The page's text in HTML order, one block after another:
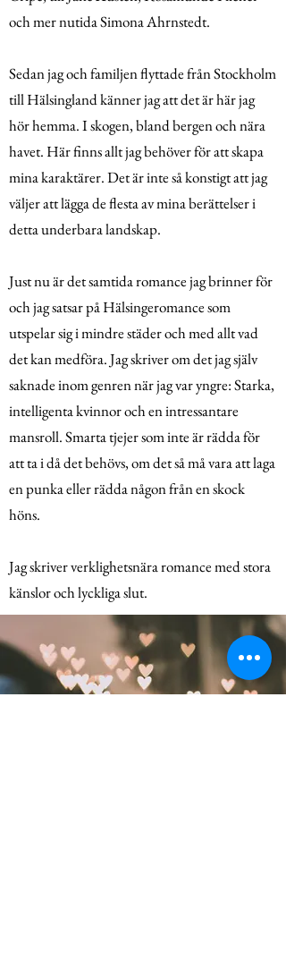
och mer nutida Simona Ahrnstedt.
Sedan jag och familjen flyttade från Stockholm
till Hälsingland känner jag att det är här jag
hör hemma. I skogen, bland bergen och nära
havet. Här finns allt jag behöver för att skapa
mina karaktärer. Det är inte så konstigt att jag
väljer att lägga de flesta av mina berättelser i
detta underbara landskap.
Just nu är det samtida romance jag brinner för
och jag satsar på Hälsingeromance som
utspelar sig i mindre städer och med allt vad
det kan medföra. Jag skriver om det jag själv
saknade inom genren när jag var yngre: Starka,
intelligenta kvinnor och en intressantare
mansroll. Smarta tjejer som inte är rädda för
att ta i då det behövs, om det så må vara att laga
en punka eller rädda någon från en skock
höns.
Jag skriver verklighetsnära romance med stora
känslor och lyckliga slut.